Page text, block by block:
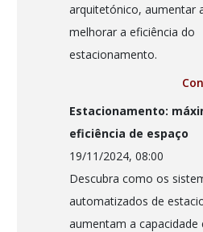
arquitetónico, aumentar
melhorar a eficiência do
estacionamento.
Estacionamento:
eficiência de espaço
19/11/2024, 08:00
Descubra como os
automatizados de
aumentam a capacidade